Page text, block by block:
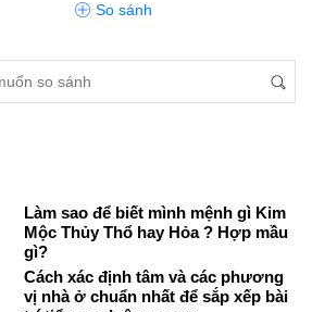
So sánh
Làm sao để biết mình mệnh gì Kim
Mộc Thủy Thổ hay Hỏa ? Hợp mầu
gì?
Cách xác định tâm và các phương
vị nhà ở chuẩn nhất để sắp xếp bài